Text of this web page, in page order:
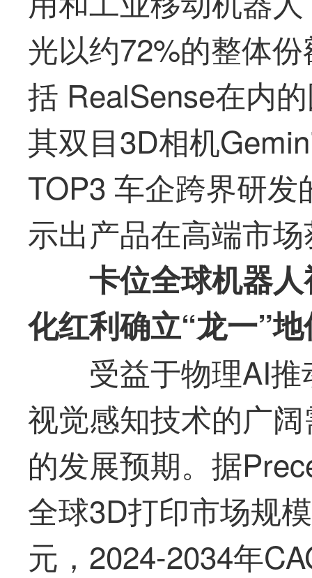
光以约72%的整体
括 RealSense在内
其双目3D相机
TOP3 车企跨界研
示出产品在高端市
卡位全球机器
化红利确立“龙一”
受益于物理AI
视觉感知技术的广
的发展预期。据
全球3D打印市场规
元，2024-2034年